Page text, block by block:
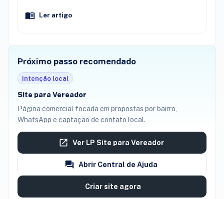
Ler artigo
Próximo passo recomendado
Intenção local
Site para Vereador
Página comercial focada em propostas por bairro,
WhatsApp e captação de contato local.
Ver LP Site para Vereador
Abrir Central de Ajuda
Criar site agora